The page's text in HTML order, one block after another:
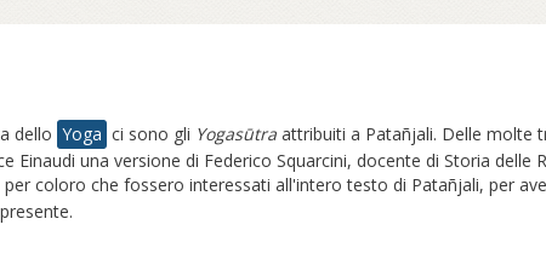
dello Yoga ci sono gli Yogasūtra attribuiti a Patañjali. Delle molte
una versione di Federico Squarcini, docente di Storia delle
coloro che fossero interessati all'intero testo di Patañjali, per